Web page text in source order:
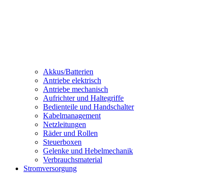
Akkus/Batterien
Antriebe elektrisch
Antriebe mechanisch
Aufrichter und Haltegriffe
Bedienteile und Handschalter
Kabelmanagement
Netzleitungen
Räder und Rollen
Steuerboxen
Gelenke und Hebelmechanik
Verbrauchsmaterial
Stromversorgung